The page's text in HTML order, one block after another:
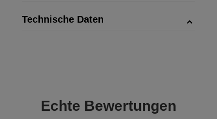
Technische Daten
Echte Bewertungen